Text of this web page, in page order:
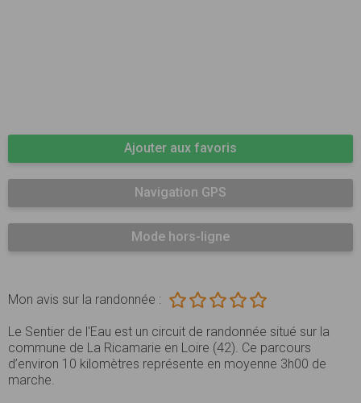
Ajouter aux favoris
Navigation GPS
Mode hors-ligne
Mon avis sur la randonnée :
Le Sentier de l'Eau est un circuit de randonnée situé sur la
commune de La Ricamarie en Loire (42). Ce parcours
d’environ 10 kilomètres représente en moyenne 3h00 de
marche.